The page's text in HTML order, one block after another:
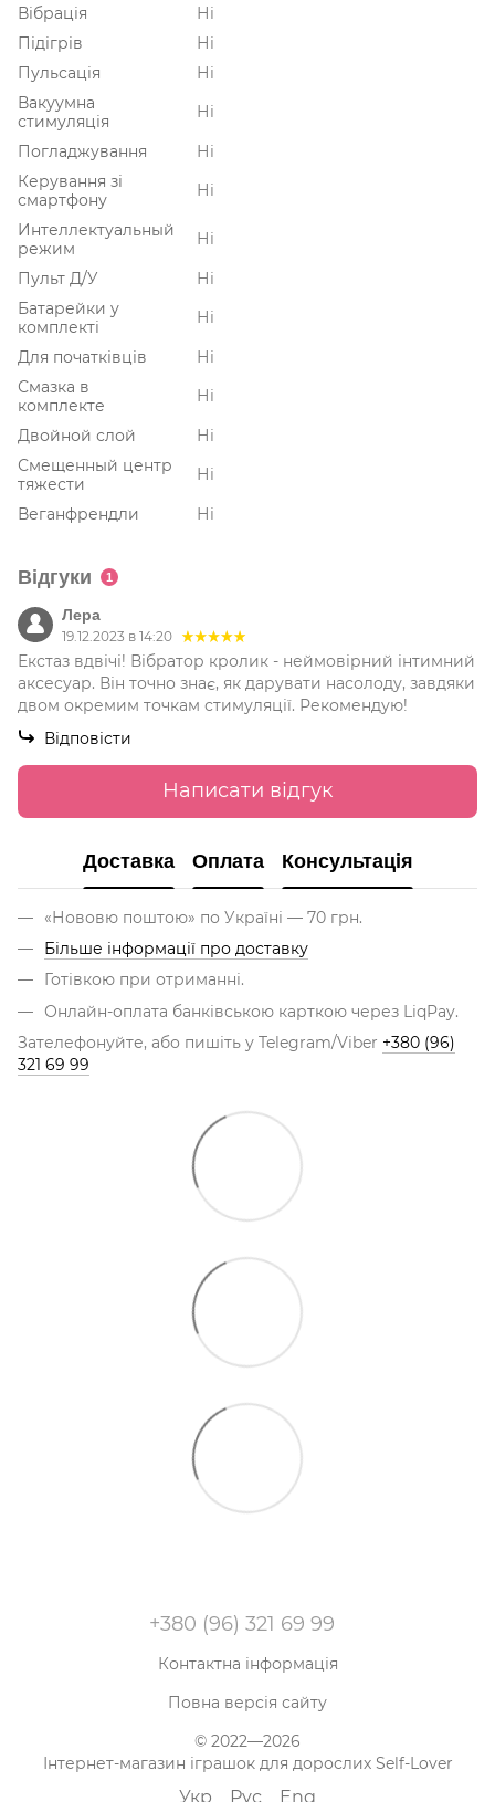
Вібрація
Ні
Підігрів
Ні
Пульсація
Ні
Вакуумна
стимуляція
Ні
Погладжування
Ні
Керування зі
смартфону
Ні
Интеллектуальный
режим
Ні
Пульт Д/У
Ні
Батарейки у
комплекті
Ні
Для початківців
Ні
Смазка в
комплекте
Ні
Двойной слой
Ні
Смещенный центр
тяжести
Ні
Веганфрендли
Ні
Відгуки 1
Лера
19.12.2023 в 14:20
Екстаз вдвічі! Вібратор кролик - неймовірний інтимний
аксесуар. Він точно знає, як дарувати насолоду, завдяки
двом окремим точкам стимуляції. Рекомендую!
Відповісти
Написати відгук
Доставка Оплата Консультація
«Нововю поштою» по Україні — 70 грн.
Більше інформації про доставку
Готівкою при отриманні.
Онлайн-оплата банківською карткою через LiqPay.
Зателефонуйте, або пишіть у Telegram/Viber +380 (96)
321 69 99
+380 (96) 321 69 99
Контактна інформація
Повна версія сайту
© 2022—2026
Інтернет-магазин іграшок для дорослих Self-Lover
Укр Рус Eng